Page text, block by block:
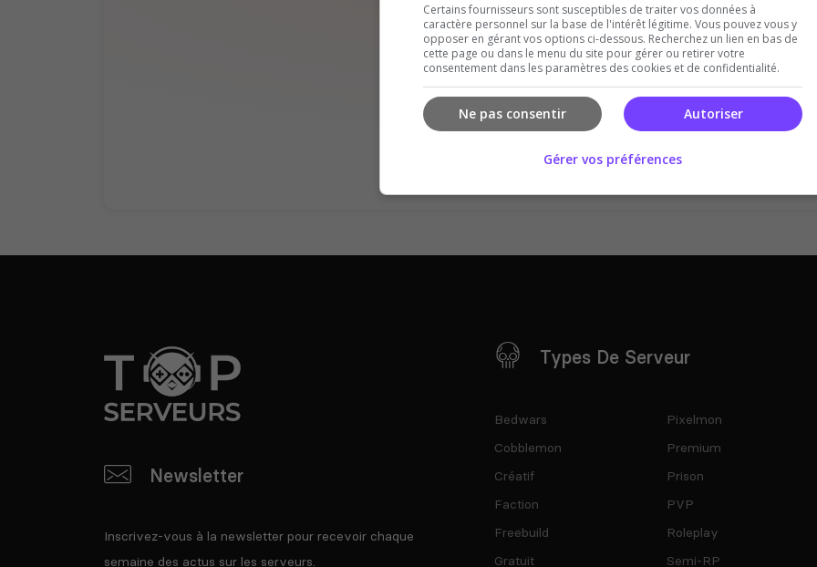
Vous devez être connecté pour ajouter un avis
sur ce serveur !
Newsletter
Inscrivez-vous à la newsletter pour recevoir chaque
semaine des actus sur les serveurs.
Types De Serveur
Bedwars
Cobblemon
Créatif
Faction
Freebuild
Gratuit
Pixelmon
Premium
Prison
PVP
Roleplay
Semi-RP
Certains fournisseurs sont susceptibles de traiter vos données à
caractère personnel sur la base de l'intérêt légitime. Vous pouvez vous y
opposer en gérant vos options ci-dessous. Recherchez un lien en bas de
cette page ou dans le menu du site pour gérer ou retirer votre
consentement dans les paramètres des cookies et de confidentialité.
Autoriser
Ne pas consentir
Gérer vos préférences